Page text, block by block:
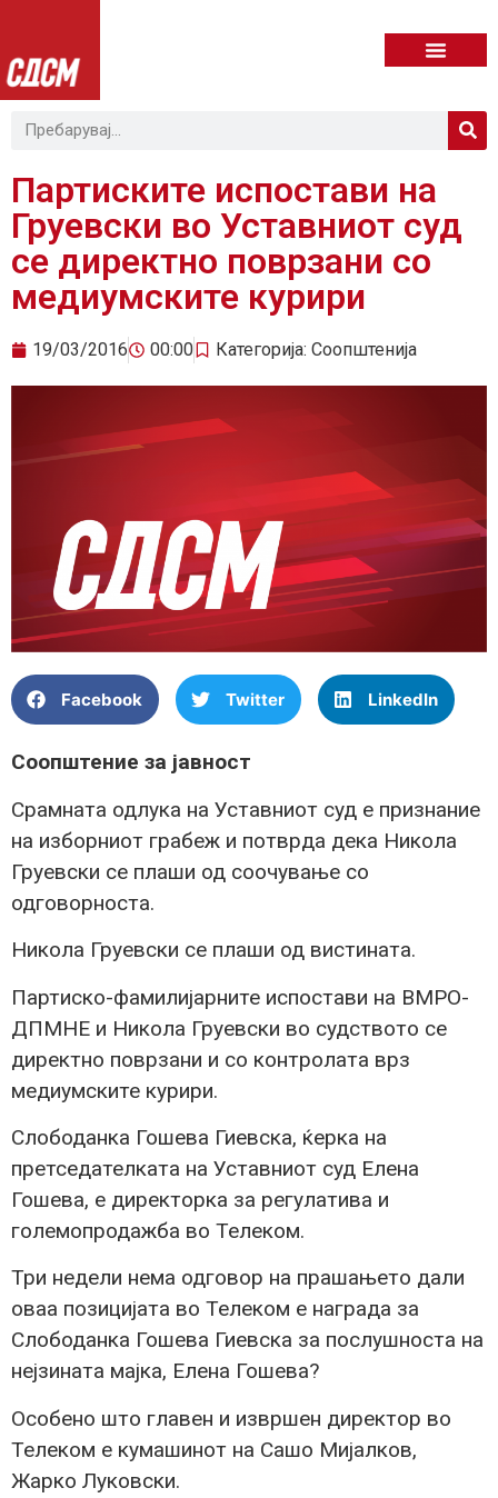
Партиските испостави на
Груевски во Уставниот суд
се директно поврзани со
медиумските курири
19/03/2016 00:00 Категорија: Соопштенија
Facebook Twitter LinkedIn
Соопштение за јавност
Срамната одлука на Уставниот суд е признание
на изборниот грабеж и потврда дека Никола
Груевски се плаши од соочување со
одговорноста.
Никола Груевски се плаши од вистината.
Партиско-фамилијарните испостави на ВМРО-
ДПМНЕ и Никола Груевски во судството се
директно поврзани и со контролата врз
медиумските курири.
Слободанка Гошева Гиевска, ќерка на
претседателката на Уставниот суд Елена
Гошева, е директорка за регулатива и
големопродажба во Телеком.
Три недели нема одговор на прашањето дали
оваа позицијата во Телеком е награда за
Слободанка Гошева Гиевска за послушноста на
нејзината мајка, Елена Гошева?
Особено што главен и извршен директор во
Телеком е кумашинот на Сашо Мијалков,
Жарко Луковски.